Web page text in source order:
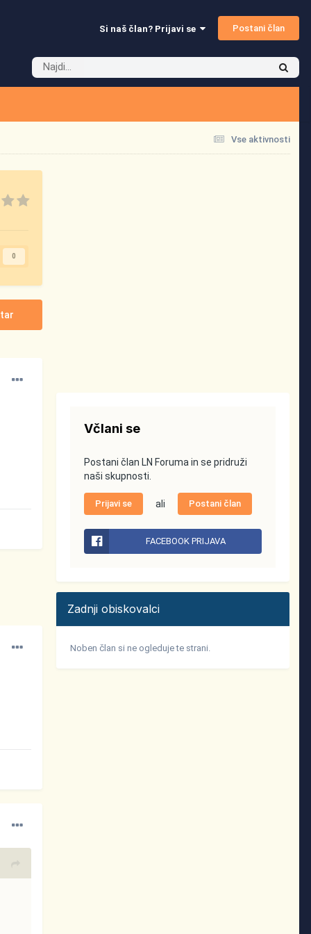
Si naš član? Prijavi se Postani član
Vse aktivnosti
0
Včlani se
Postani član LN Foruma in se pridruži
naši skupnosti.
Prijavi se ali Postani član
FACEBOOK PRIJAVA
Zadnji obiskovalci
Noben član si ne ogleduje te strani.